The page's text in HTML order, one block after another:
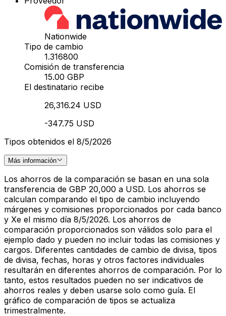
Nationwide
Tipo de cambio
1.316800
Comisión de transferencia
15.00 GBP
El destinatario recibe
26,316.24 USD
-347.75 USD
Tipos obtenidos el 8/5/2026
Más información
Los ahorros de la comparación se basan en una sola
transferencia de GBP 20,000 a USD. Los ahorros se
calculan comparando el tipo de cambio incluyendo
márgenes y comisiones proporcionados por cada banco
y Xe el mismo día 8/5/2026. Los ahorros de
comparación proporcionados son válidos solo para el
ejemplo dado y pueden no incluir todas las comisiones y
cargos. Diferentes cantidades de cambio de divisa, tipos
de divisa, fechas, horas y otros factores individuales
resultarán en diferentes ahorros de comparación. Por lo
tanto, estos resultados pueden no ser indicativos de
ahorros reales y deben usarse solo como guía. El
gráfico de comparación de tipos se actualiza
trimestralmente.